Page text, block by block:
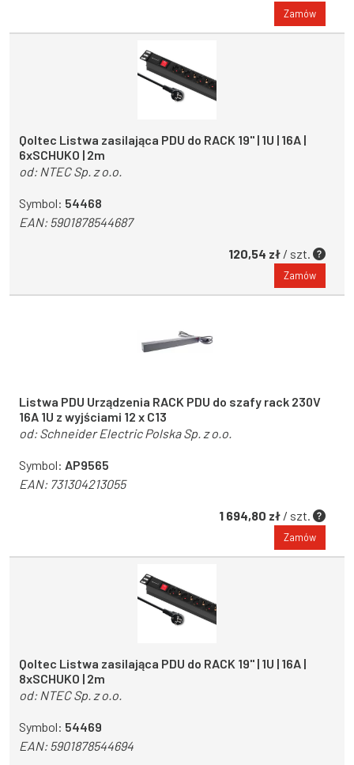
Zamów
Qoltec Listwa zasilająca PDU do RACK 19'' | 1U | 16A |
6xSCHUKO | 2m
od: NTEC Sp. z o.o.
Symbol: 54468
EAN:5901878544687
120,54 zł / szt.
Zamów
Listwa PDU Urządzenia RACK PDU do szafy rack 230V
16A 1U z wyjściami 12 x C13
od:Schneider Electric Polska Sp. z o.o.
Symbol: AP9565
EAN: 731304213055
1 694,80 zł / szt.
Zamów
Qoltec Listwa zasilająca PDU do RACK 19'' | 1U | 16A |
8xSCHUKO | 2m
od: NTEC Sp. z o.o.
Symbol: 54469
EAN:5901878544694